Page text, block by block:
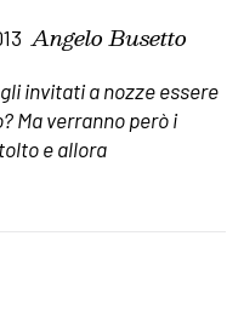
Angelo Busetto
invitati a nozze essere
Ma verranno però i
e allora